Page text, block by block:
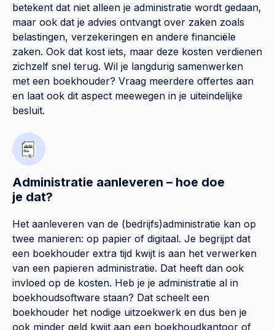
betekent dat niet alleen je administratie wordt gedaan,
maar ook dat je advies ontvangt over zaken zoals
belastingen, verzekeringen en andere financiële
zaken. Ook dat kost iets, maar deze kosten verdienen
zichzelf snel terug. Wil je langdurig samenwerken
met een boekhouder? Vraag meerdere offertes aan
en laat ook dit aspect meewegen in je uiteindelijke
besluit.
Administratie aanleveren – hoe doe
je dat?
Het aanleveren van de (bedrijfs)administratie kan op
twee manieren: op papier of digitaal. Je begrijpt dat
een boekhouder extra tijd kwijt is aan het verwerken
van een papieren administratie. Dat heeft dan ook
invloed op de kosten. Heb je je administratie al in
boekhoudsoftware staan? Dat scheelt een
boekhouder het nodige uitzoekwerk en dus ben je
ook minder geld kwijt aan een boekhoudkantoor of